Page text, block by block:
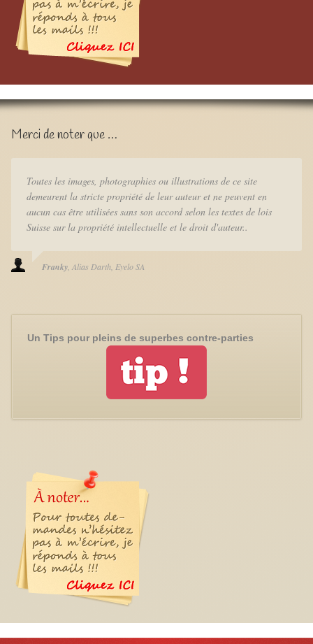
Merci de noter que …
Toutes les images, photographies ou illustrations de ce site
demeurent la stricte propriété de leur auteur et ne peuvent en
aucun cas être utilisées sans son accord selon les textes de lois
Suisse sur la propriété intellectuelle et le droit d'auteur..
Franky Alias Darth Eyelo SA
Un Tips pour pleins de superbes contre-parties